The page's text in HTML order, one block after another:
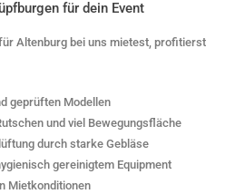
für dein Event
Altenburg bei uns mietest, profitierst
geprüften Modellen
und viel Bewegungsfläche
durch starke Gebläse
gereinigtem Equipment
Mietkonditionen